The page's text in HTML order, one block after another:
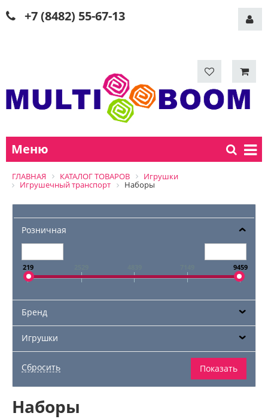
+7 (8482) 55-67-13
Меню
ГЛАВНАЯ КАТАЛОГ ТОВАРОВ
Игрушки
Игрушечный транспорт
Наборы
Розничная
219 9459
Бренд
Игрушки
Наборы